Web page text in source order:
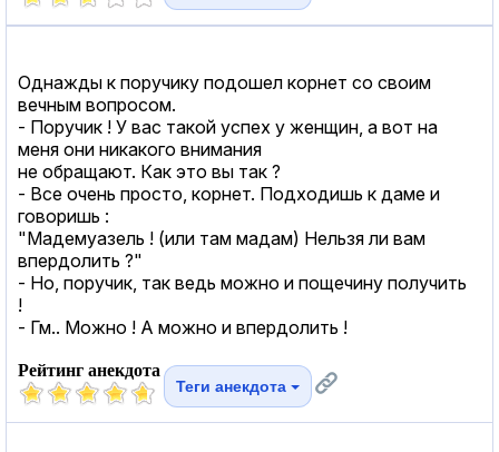
Однажды к поручику подошел корнет со своим
вечным вопросом.
- Поручик ! У вас такой успех у женщин, а вот на
меня они никакого внимания
не обращают. Как это вы так ?
- Все очень просто, корнет. Подходишь к даме и
говоришь :
"Мадемуазель ! (или там мадам) Hельзя ли вам
впердолить ?"
- Hо, поручик, так ведь можно и пощечину получить
!
- Гм.. Можно ! А можно и впердолить !
Рейтинг анекдота
Теги анекдота